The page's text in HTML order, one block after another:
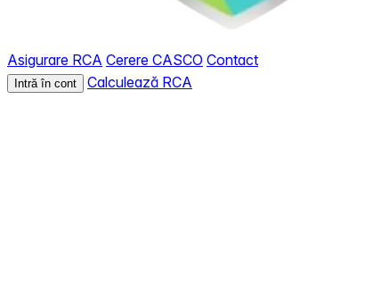
Asigurare RCA Cerere CASCO Contact
Intră în cont Calculează RCA